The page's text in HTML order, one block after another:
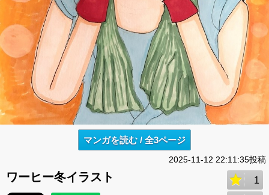
マンガを読む / 全3ページ
2025-11-12 22:11:35投稿
ワーヒー冬イラスト 1